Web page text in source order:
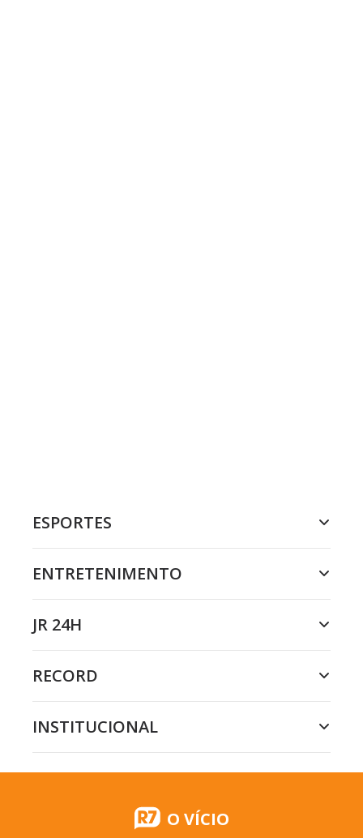
ESPORTES
ENTRETENIMENTO
JR 24H
RECORD
INSTITUCIONAL
O VÍCIO